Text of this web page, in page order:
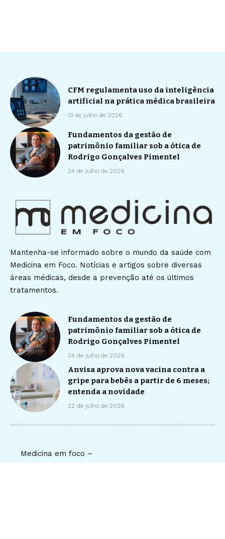
CFM regulamenta uso da inteligência
artificial na prática médica brasileira
13 de julho de 2026
Fundamentos da gestão de
patrimônio familiar sob a ótica de
Rodrigo Gonçalves Pimentel
24 de julho de 2026
Mantenha-se informado sobre o mundo da saúde com
Medicina em Foco. Notícias e artigos sobre diversas
áreas médicas, desde a prevenção até os últimos
tratamentos.
Fundamentos da gestão de
patrimônio familiar sob a ótica de
Rodrigo Gonçalves Pimentel
24 de julho de 2026
Anvisa aprova nova vacina contra a
gripe para bebês a partir de 6 meses;
entenda a novidade
22 de julho de 2026
Medicina em foco –